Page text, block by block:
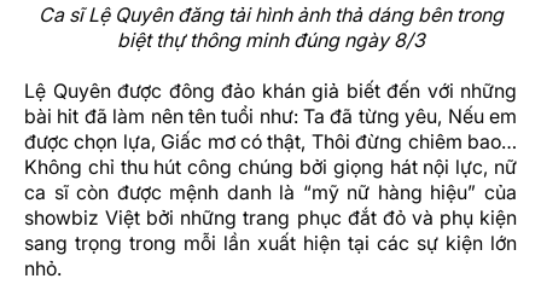
Ca sĩ Lệ Quyên đăng tải hình ảnh thả dáng bên trong
biệt thự thông minh đúng ngày 8/3
Lệ Quyên được đông đảo khán giả biết đến với những
bài hit đã làm nên tên tuổi như: ​​Ta đã từng yêu, Nếu em
được chọn lựa, Giấc mơ có thật, Thôi đừng chiêm bao…
Không chỉ thu hút công chúng bởi giọng hát nội lực, nữ
ca sĩ còn được mệnh danh là “mỹ nữ hàng hiệu” của
showbiz Việt bởi những trang phục đắt đỏ và phụ kiện
sang trọng trong mỗi lần xuất hiện tại các sự kiện lớn
nhỏ.